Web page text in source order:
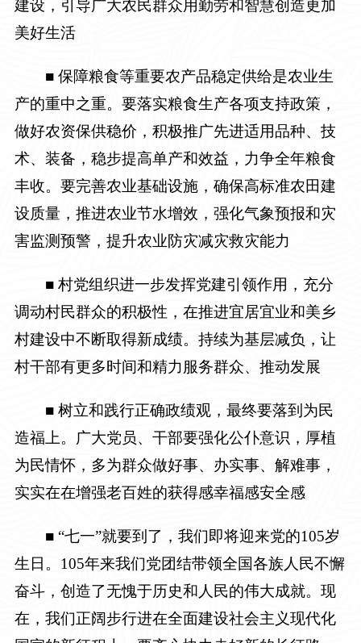
建设，引导广大农民群众用勤劳和智慧创造更加
美好生活
■ 保障粮食等重要农产品稳定供给是农业生
产的重中之重。要落实粮食生产各项支持政策，
做好农资保供稳价，积极推广先进适用品种、技
术、装备，稳步提高单产和效益，力争全年粮食
丰收。要完善农业基础设施，确保高标准农田建
设质量，推进农业节水增效，强化气象预报和灾
害监测预警，提升农业防灾减灾救灾能力
■ 村党组织进一步发挥党建引领作用，充分
调动村民群众的积极性，在推进宜居宜业和美乡
村建设中不断取得新成绩。持续为基层减负，让
村干部有更多时间和精力服务群众、推动发展
■ 树立和践行正确政绩观，最终要落到为民
造福上。广大党员、干部要强化公仆意识，厚植
为民情怀，多为群众做好事、办实事、解难事，
实实在在增强老百姓的获得感幸福感安全感
■ “七一”就要到了，我们即将迎来党的105岁
生日。105年来我们党团结带领全国各族人民不懈
奋斗，创造了无愧于历史和人民的伟大成就。现
在，我们正阔步行进在全面建设社会主义现代化